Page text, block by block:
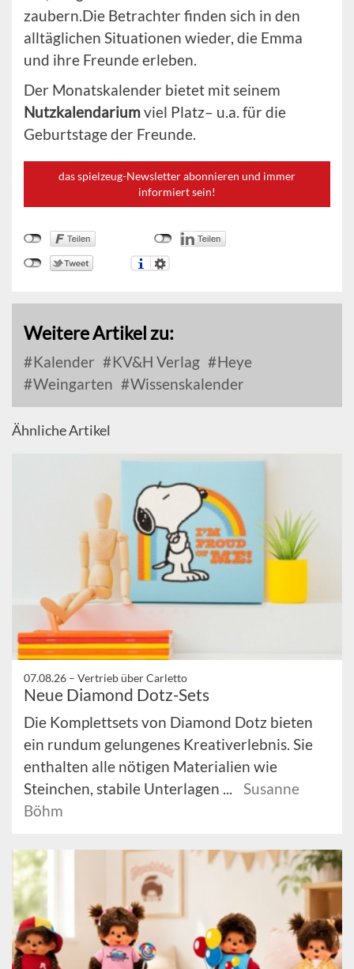
zaubern.Die Betrachter finden sich in den
alltäglichen Situationen wieder, die Emma
und ihre Freunde erleben.
Der Monatskalender bietet mit seinem
Nutzkalendariumviel Platz– u.a. für die
Geburtstage der Freunde.
das spielzeug-Newsletter abonnieren und immer
informiert sein!
Weitere Artikel zu:
Kalender KV&H Verlag
Heye
Weingarten
Wissenskalender
Ähnliche Artikel
07.08.26 – Vertrieb über Carletto
Neue Diamond Dotz-Sets
Die Komplettsets von Diamond Dotz bieten
ein rundum gelungenes Kreativerlebnis. Sie
enthalten alle nötigen Materialien wie
Steinchen, stabile Unterlagen ...
Susanne
Böhm